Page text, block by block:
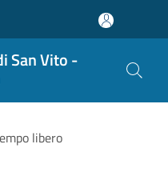
San Vito -
libero